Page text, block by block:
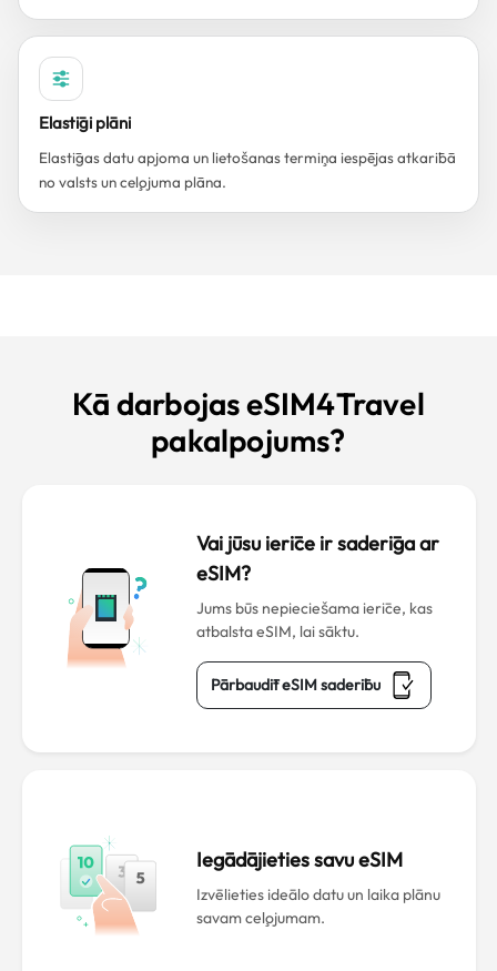
Elastīgi plāni
Elastīgas datu apjoma un lietošanas termiņa iespējas atkarībā
no valsts un ceļojuma plāna.
Kā darbojas eSIM4Travel
pakalpojums?
Vai jūsu ierīce ir saderīga ar
eSIM?
Jums būs nepieciešama ierīce, kas
atbalsta eSIM, lai sāktu.
Pārbaudīt eSIM saderību
Iegādājieties savu eSIM
Izvēlieties ideālo datu un laika plānu
savam ceļojumam.